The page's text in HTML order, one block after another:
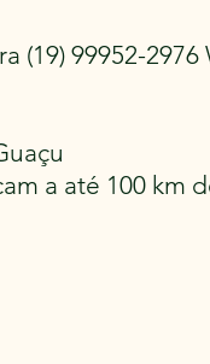
(19) 99952-
a até 100 km